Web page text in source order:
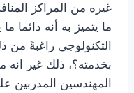
غيره من المراكز
ما يتميز به أنه دائما
التكنولوجي راغبةً
بخدمته؟، ذلك غير
المهندسين المدربين